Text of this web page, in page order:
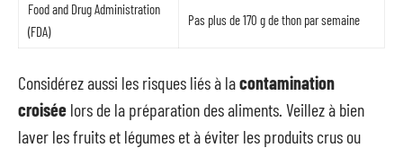
Food and Drug Administration
(FDA)
Pas plus de 170 g de thon par semaine
Considérez aussi les risques liés à lacontamination
croisée lors de la préparation des aliments. Veillez à bien
laver les fruits et légumes et à éviter les produits crus ou